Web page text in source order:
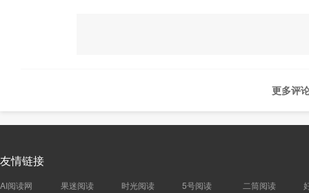
更多评
友情链接
AI阅读网 果迷阅读 时光阅读 5号阅读 二筒阅读